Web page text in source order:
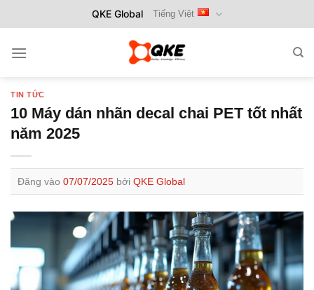
qua
dung
QKE Global Tiếng Việt
TIN TỨC
10 Máy dán nhãn decal chai PET tốt nhất
năm 2025
Đăng vào 07/07/2025 bởi QKE Global